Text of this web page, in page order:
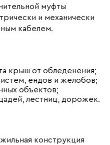
Теплолюкс
Термопластичный
муфты
и механически
кабелем.
крыш от обледенения;
ендов и желобов;
объектов;
лестниц, дорожек.
конструкция